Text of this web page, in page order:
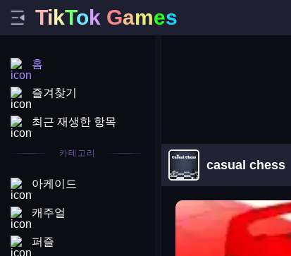
TikTok Games
홈
즐겨찾기
최근 재생한 항목
카테고리
아케이드
캐주얼
퍼즐
casual chess
arena king